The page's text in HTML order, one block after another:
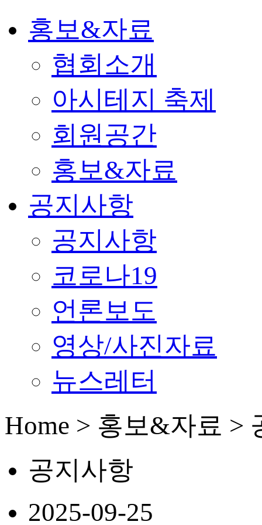
홍보&자료
협회소개
아시테지 축제
회원공간
홍보&자료
공지사항
공지사항
코로나19
언론보도
영상/사진자료
뉴스레터
Home > 홍보&자료 >
공지사항
2025-09-25